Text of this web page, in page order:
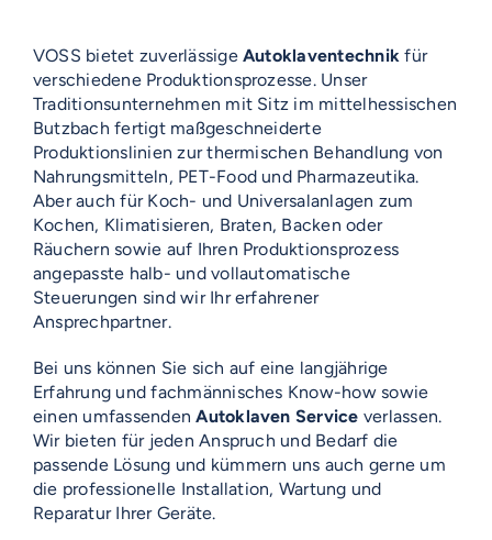
VOSS bietet zuverlässige Autoklaventechnik für
verschiedene Produktionsprozesse. Unser
Traditionsunternehmen mit Sitz im mittelhessischen
Butzbach fertigt maßgeschneiderte
Produktionslinien zur thermischen Behandlung von
Nahrungsmitteln, PET-Food und Pharmazeutika.
Aber auch für Koch- und Universalanlagen zum
Kochen, Klimatisieren, Braten, Backen oder
Räuchern sowie auf Ihren Produktionsprozess
angepasste halb- und vollautomatische
Steuerungen sind wir Ihr erfahrener
Ansprechpartner.
Bei uns können Sie sich auf eine langjährige
Erfahrung und fachmännisches Know-how sowie
einen umfassendenAutoklaven Service verlassen.
Wir bieten für jeden Anspruch und Bedarf die
passende Lösung und kümmern uns auch gerne um
die professionelle Installation, Wartung und
Reparatur Ihrer Geräte.